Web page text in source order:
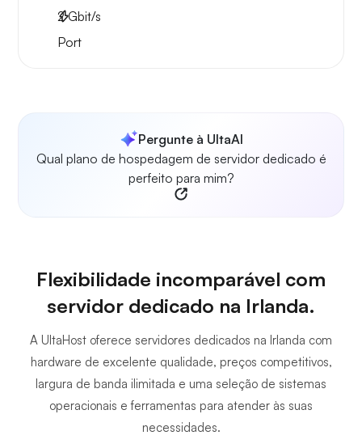
2Gbit/s
Port
Pergunte à UltaAI
Qual plano de hospedagem de servidor dedicado é
perfeito para mim?
Flexibilidade incomparável com
servidor dedicado na Irlanda.
A UltaHost oferece servidores dedicados na Irlanda com
hardware de excelente qualidade, preços competitivos,
largura de banda ilimitada e uma seleção de sistemas
operacionais e ferramentas para atender às suas
necessidades.